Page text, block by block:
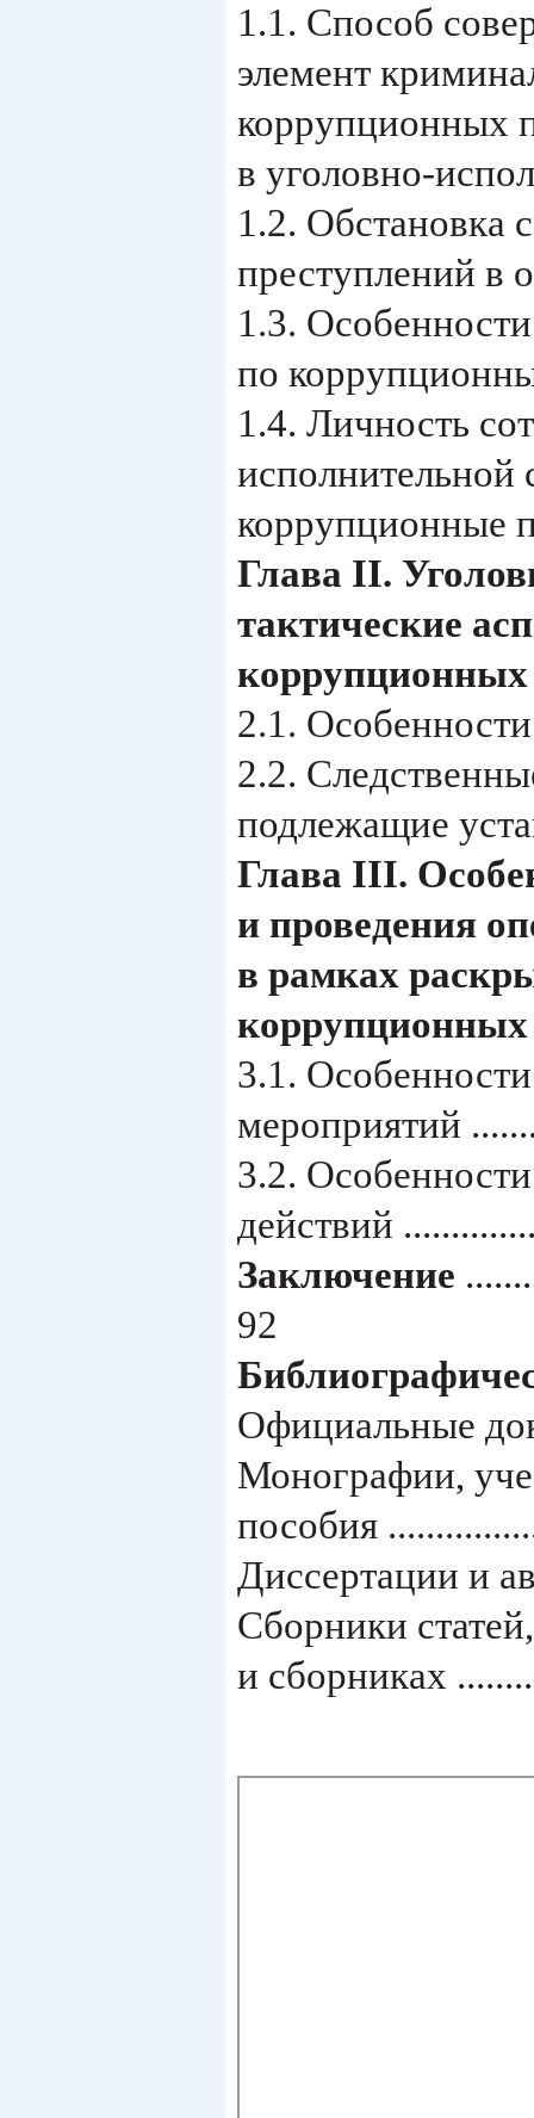
1.1. Способ
элемент
коррупционных
в уголовно-
1.2. Обстановка
преступлений в
1.3.
по
1.4. Личность
коррупционные
Глава II.
тактические
2.1.
2.2.
подлежащие
Глава III.
и проведения
в рамках
3.1.
мероприятий
3.2.
действий
Заключение
92
Официальные
Монографии,
пособия
Диссертации и
Сборники
и сборниках